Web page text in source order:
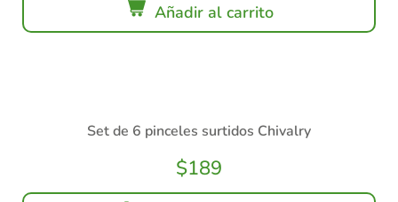
Añadir al carrito
Set de 6 pinceles surtidos Chivalry
$189